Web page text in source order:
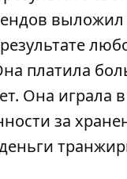
выложил
платила
Она
за